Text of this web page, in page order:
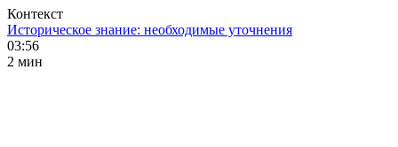
Контекст
Историческое знание: необходимые уточнения
03:56
2 мин